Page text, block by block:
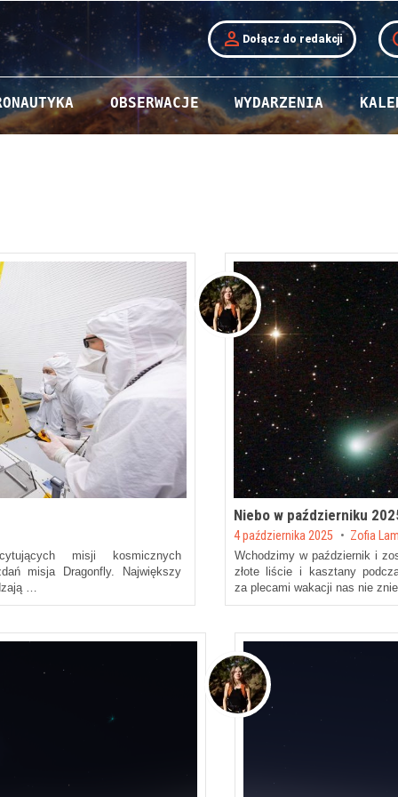
person Dołącz do redakcji
OBSERWACJE WYDARZENIA
misji kosmicznych
misja Dragonfly. Największy
…
Niebo w październiku
Posted on
4 października 2025 by Zofia
Wchodzimy w październik i
złote liście i kasztany
za plecami wakacji nas nie